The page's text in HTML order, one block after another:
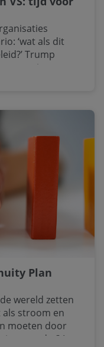
‘wat als dit
Trump
met nieuwe
sturen aan op
we moeten
luider.
Plan
wereld zetten
als stroom en
moeten door
u dat? In